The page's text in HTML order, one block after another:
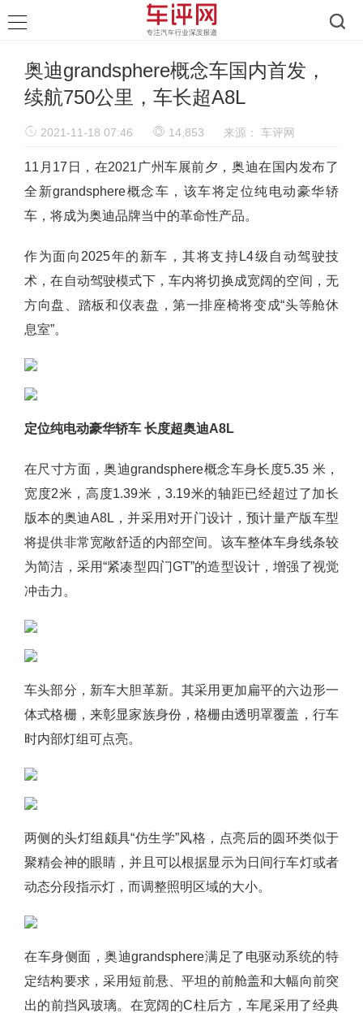
奥迪grandsphere概念车国内首发，
续航750公里，车长超A8L
2021-11-18 07:46 14,853 来源： 车评网
11月17日，在2021广州车展前夕，奥迪在国内发布了
全新grandsphere概念车，该车将定位纯电动豪华轿
车，将成为奥迪品牌当中的革命性产品。
作为面向2025年的新车，其将支持L4级自动驾驶技
术，在自动驾驶模式下，车内将切换成宽阔的空间，无
方向盘、踏板和仪表盘，第一排座椅将变成“头等舱休
息室”。
定位纯电动豪华轿车 长度超奥迪A8L
在尺寸方面，奥迪grandsphere概念车身长度5.35 米，
宽度2米，高度1.39米，3.19米的轴距已经超过了加长
版本的奥迪A8L，并采用对开门设计，预计量产版车型
将提供非常宽敞舒适的内部空间。该车整体车身线条较
为简洁，采用“紧凑型四门GT”的造型设计，增强了视觉
冲击力。
车头部分，新车大胆革新。其采用更加扁平的六边形一
体式格栅，来彰显家族身份，格栅由透明罩覆盖，行车
时内部灯组可点亮。
两侧的头灯组颇具“仿生学”风格，点亮后的圆环类似于
聚精会神的眼睛，并且可以根据显示为日间行车灯或者
动态分段指示灯，而调整照明区域的大小。
在车身侧面，奥迪grandsphere满足了电驱动系统的特
定结构要求，采用短前悬、平坦的前舱盖和大幅向前突
出的前挡风玻璃。在宽阔的C柱后方，车尾采用了经典